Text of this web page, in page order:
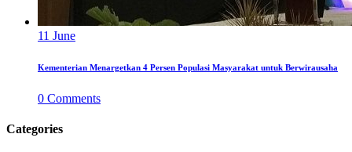
11 June
Kementerian Menargetkan 4 Persen Populasi Masyarakat untuk Berwirausaha
0 Comments
Categories